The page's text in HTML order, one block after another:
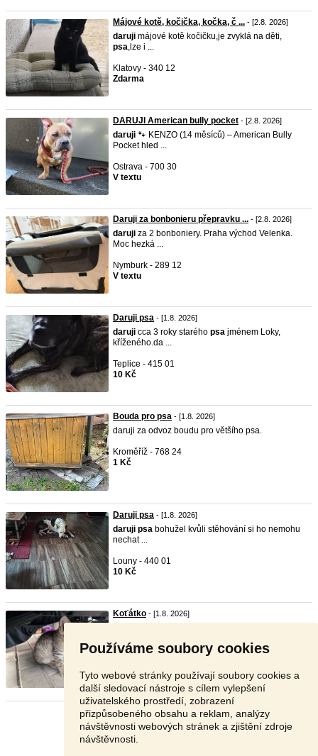
Používáme soubory cookies
Tyto webové stránky používají soubory cookies a
další sledovací nástroje s cílem vylepšení
uživatelského prostředí, zobrazení
přizpůsobeného obsahu a reklam, analýzy
návštěvnosti webových stránek a zjištění zdroje
návštěvnosti.
Májové kotě, kočička, kočka, č ... - [2.8. 2026]
daruji májové kotě kočičku,je zvyklá na děti,
psa,lze i ...
Klatovy - 340 12
Zdarma
DARUJI American bully pocket - [2.8. 2026]
daruji 🐾 KENZO (14 měsíců) – American Bully
Pocket hled ...
Ostrava - 700 30
V textu
Daruji za bonbonieru přepravku ... - [2.8. 2026]
daruji za 2 bonboniery. Praha východ Velenka.
Moc hezká ...
Nymburk - 289 12
V textu
Daruji psa - [1.8. 2026]
daruji cca 3 roky starého psa jménem Loky,
kříženého.da ...
Teplice - 415 01
10 Kč
Bouda pro psa - [1.8. 2026]
daruji za odvoz boudu pro většího psa.
Kroměříž - 768 24
1 Kč
Daruji psa - [1.8. 2026]
daruji psa bohužel kvůli stěhování si ho nemohu
nechat ...
Louny - 440 01
10 Kč
Koťátko - [1.8. 2026]
Zdarma
Stránka: 1 2 3 Další